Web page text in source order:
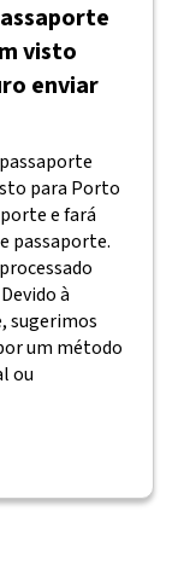
visto
enviar
para Porto
e fará
passaporte.
à
sugerimos
um método
ou